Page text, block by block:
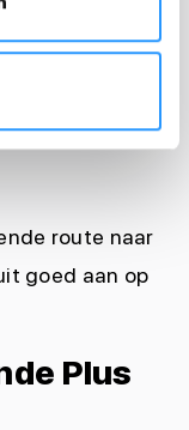
per
route naar
goed aan op
Plus